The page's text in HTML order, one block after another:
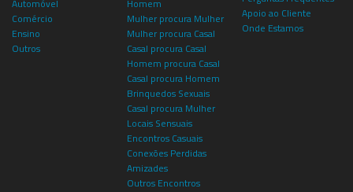
Automóvel
Comércio
Ensino
Outros
Homem
Mulher procura Mulher
Mulher procura Casal
Casal procura Casal
Homem procura Casal
Casal procura Homem
Brinquedos Sexuais
Casal procura Mulher
Locais Sensuais
Encontros Casuais
Conexões Perdidas
Amizades
Outros Encontros
Apoio ao Cliente
Onde Estamos